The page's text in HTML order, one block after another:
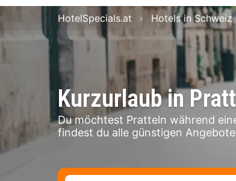
Kurzurlaub in
Du möchtest Pratteln während
findest du alle günstigen
HotelSpecials.at Hotels in Schweiz